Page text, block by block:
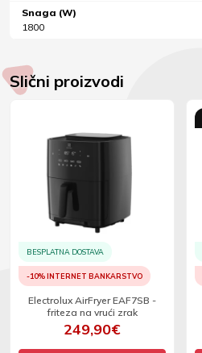
Snaga (W)
1800
Slični proizvodi
BESPLATNA DOSTAVA
-10% INTERNET BANKARSTVO
Electrolux AirFryer EAF7SB -
friteza na vrući zrak
249,90€